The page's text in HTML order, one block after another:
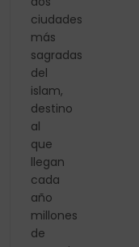
ciudades
más
sagradas
del
islam,
destino
al
que
llegan
cada
año
millones
de